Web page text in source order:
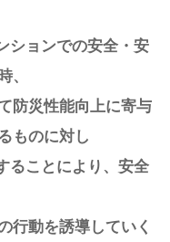
ションでの安全・安
防災性能向上に寄与
ものに対し
ることにより、安全
行動を誘導していく